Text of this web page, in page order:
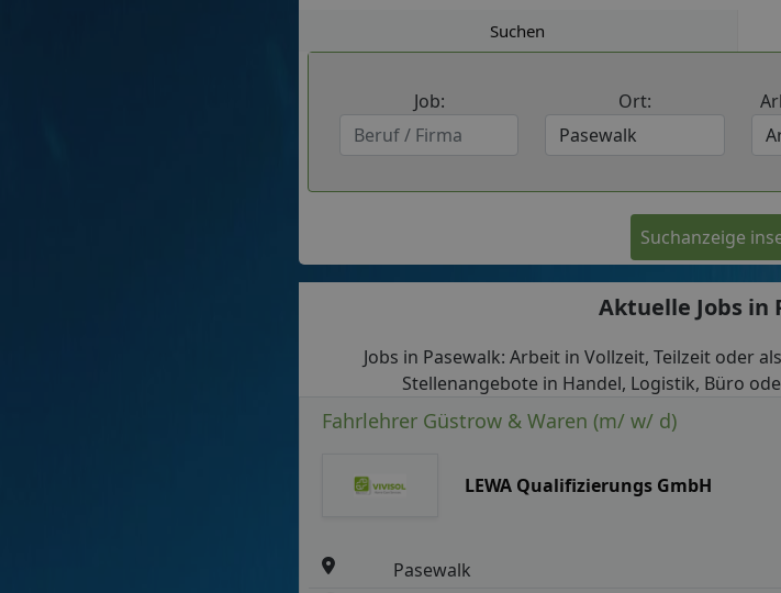
Suchen
Job: Ort:
Suchanzeige
Aktuelle Jobs in
Jobs in Pasewalk: Arbeit in Vollzeit, Teilzeit oder
Stellenangebote in Handel, Logistik, Büro
Fahrlehrer Güstrow & Waren (m/ w/ d)
LEWA Qualifizierungs GmbH
Pasewalk